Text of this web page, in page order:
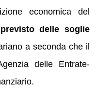
economica del
delle soglie
a seconda che il
delle Entrate-